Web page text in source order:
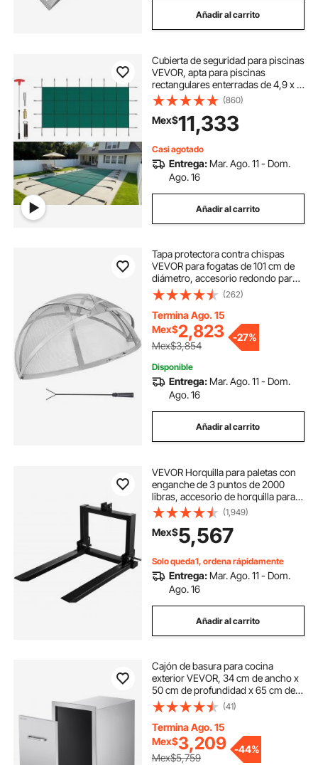
Añadir al carrito
Cubierta de seguridad para piscinas
VEVOR, apta para piscinas
rectangulares enterradas de 4,9 x 11
m, cubierta de seguridad con
orificios de drenaje, cubierta de
malla sólida para piscinas, cubierta
de seguridad de invierno, color
verde.
(860)
Mex$11,333
Casi agotado
Entrega: Mar. Ago. 11 - Dom.
Ago. 16
Añadir al carrito
Tapa protectora contra chispas
VEVOR para fogatas de 101 cm de
diámetro, accesorio redondo para
fogatas de exterior, cubierta
metálica para fogatas, cubierta de
acero inoxidable de fácil apertura
para fogatas de patio y jardín.
(262)
Termina Ago. 15
Mex$2,823
Mex$3,854
-27%
Disponible
Entrega: Mar. Ago. 11 - Dom.
Ago. 16
Añadir al carrito
VEVOR Horquilla para paletas con
enganche de 3 puntos de 2000
libras, accesorio de horquilla para
tractor de categoría 1,
25.5\'\'x22\'\'x41\'\', accesorio de
acero para equipo pesado de
tractor, para
(1,949)
Mex$5,567
Solo queda1, ordena rápidamente
Entrega: Mar. Ago. 11 - Dom.
Ago. 16
Añadir al carrito
Cajón de basura para cocina
exterior VEVOR, 34 cm de ancho x
50 cm de profundidad x 65 cm de
alto, multiusos, de acero inoxidable,
capacidad máxima de 25 kg por
nivel, ideal para cocinas con isla de
barbacoa al aire libre.
(41)
Termina Ago. 15
Mex$3,209
Mex$5,759
-44%